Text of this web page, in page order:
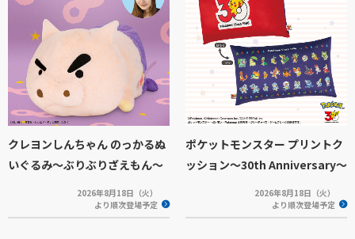
クレヨンしんちゃん のっかるぬ
いぐるみ～ぶりぶりざえもん～
2026年8月18日（火）
より順次登場予定
ポケットモンスター プリントク
ッション～30th Anniversary～
2026年8月18日（火）
より順次登場予定